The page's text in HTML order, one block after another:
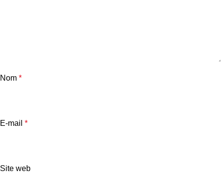
Nom *
E-mail *
Site web